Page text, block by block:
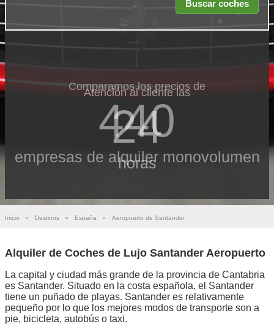
Comparamos los precios de
440
empresas de alquiler monovolumen
Atención al cliente las
24
horas
Inicio » Destinos » España » Aeropuerto de Santander
Alquiler de Coches de Lujo Santander Aeropuerto
La capital y ciudad más grande de la provincia de Cantabria
es Santander. Situado en la costa española, el Santander
tiene un puñado de playas. Santander es relativamente
pequeño por lo que los mejores modos de transporte son a
pie, bicicleta, autobús o taxi.